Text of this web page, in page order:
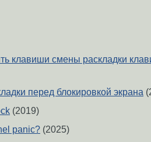
клавиши смены раскладки
перед блокировкой экрана
(2019)
panic? (2025)